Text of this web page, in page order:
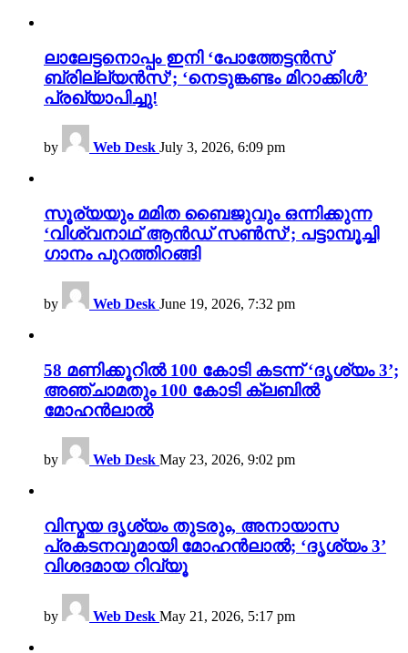
ലാലേട്ടനൊപ്പം ഇനി ‘പോത്തേട്ടൻസ്
ബ്രില്ല്യൻസ്’; ‘നെടുങ്കണ്ടം മിറാക്കിൾ’
പ്രഖ്യാപിച്ചു!
by Web Desk July 3, 2026, 6:09 pm
സൂര്യയും മമിത ബൈജുവും ഒന്നിക്കുന്ന
‘വിശ്വനാഥ് ആൻഡ് സൺസ്’; പട്ടാമ്പൂച്ചി
ഗാനം പുറത്തിറങ്ങി
by Web Desk June 19, 2026, 7:32 pm
58 മണിക്കൂറിൽ 100 കോടി കടന്ന് ‘ദൃശ്യം 3’;
അഞ്ചാമതും 100 കോടി ക്ലബിൽ
മോഹൻലാൽ
by Web Desk May 23, 2026, 9:02 pm
വിസ്മയ ദൃശ്യം തുടരും, അനായാസ
പ്രകടനവുമായി മോഹൻലാൽ; ‘ദൃശ്യം 3’
വിശദമായ റിവ്യൂ
by Web Desk May 21, 2026, 5:17 pm